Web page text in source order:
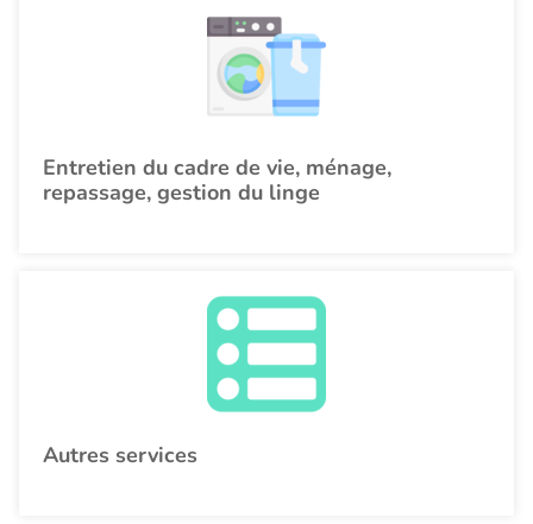
Entretien du cadre de vie, ménage,
repassage, gestion du linge
Autres services